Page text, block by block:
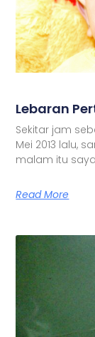
Lebaran
Sekitar jam
Mei 2013 lalu,
malam itu saya
Read More